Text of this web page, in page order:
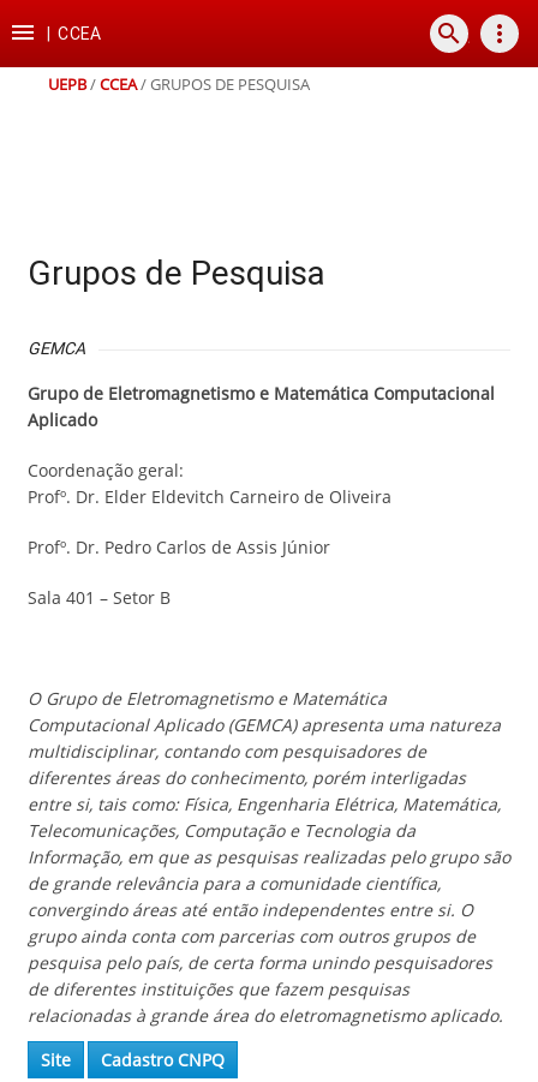
para
conteúdo
para
para
para
rodapé
 |CCEA search more_vert
UEPB/CCEA/GRUPOS DE PESQUISA
Grupos de Pesquisa
GEMCA
Grupo de Eletromagnetismo e Matemática Computacional
Aplicado
Coordenação geral:
Profº. Dr. Elder Eldevitch Carneiro de Oliveira
Profº. Dr. Pedro Carlos de Assis Júnior
Sala 401 – Setor B
O Grupo de Eletromagnetismo e Matemática
Computacional Aplicado (GEMCA) apresenta uma natureza
multidisciplinar, contando com pesquisadores de
diferentes áreas do conhecimento, porém interligadas
entre si, tais como: Física, Engenharia Elétrica, Matemática,
Telecomunicações, Computação e Tecnologia da
Informação, em que as pesquisas realizadas pelo grupo são
de grande relevância para a comunidade científica,
convergindo áreas até então independentes entre si. O
grupo ainda conta com parcerias com outros grupos de
pesquisa pelo país, de certa forma unindo pesquisadores
de diferentes instituições que fazem pesquisas
relacionadas à grande área do eletromagnetismo aplicado.
Site
Cadastro CNPQ